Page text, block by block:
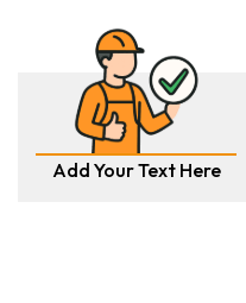
Add Your Text Here